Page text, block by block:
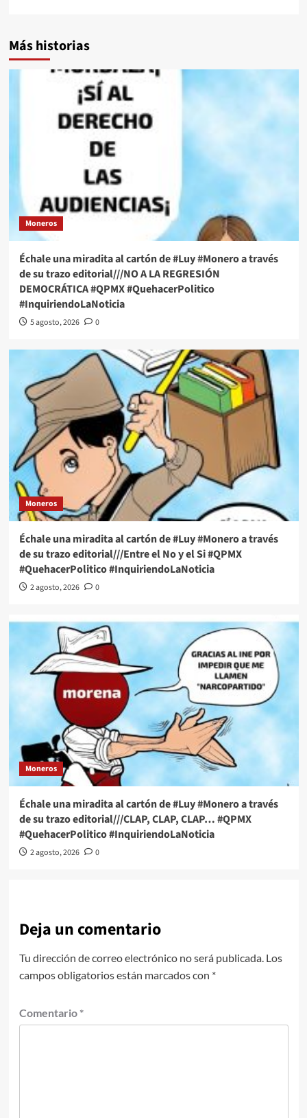
Más historias
Moneros
Échale una miradita al cartón de #Luy #Monero a través
de su trazo editorial///NO A LA REGRESIÓN
DEMOCRÁTICA #QPMX #QuehacerPolitico
#InquiriendoLaNoticia
5 agosto, 2026 0
Moneros
Échale una miradita al cartón de #Luy #Monero a través
de su trazo editorial///Entre el No y el Si #QPMX
#QuehacerPolitico #InquiriendoLaNoticia
2 agosto, 2026 0
Moneros
Échale una miradita al cartón de #Luy #Monero a través
de su trazo editorial///CLAP, CLAP, CLAP… #QPMX
#QuehacerPolitico #InquiriendoLaNoticia
2 agosto, 2026 0
Deja un comentario
Tu dirección de correo electrónico no será publicada. Los
campos obligatorios están marcados con *
Comentario *